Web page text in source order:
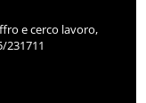
e cerco lavoro,
231711